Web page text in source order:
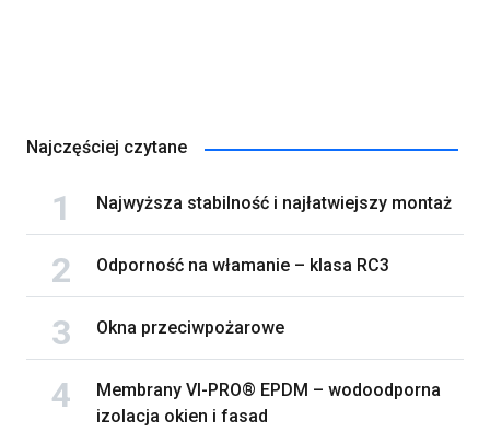
Najczęściej czytane
Najwyższa stabilność i najłatwiejszy montaż
Odporność na włamanie – klasa RC3
Okna przeciwpożarowe
Membrany VI-PRO® EPDM – wodoodporna
izolacja okien i fasad